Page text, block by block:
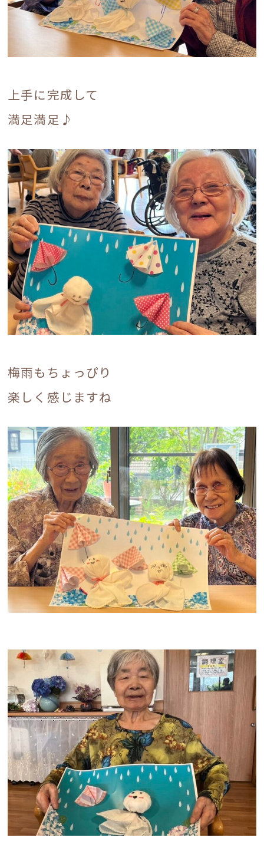
上手に完成して
満足満足♪
梅雨もちょっぴり
楽しく感じますね
受付時間 9：00～18：00
お問い合わせフォーム
入居相談・見学についてはこちら